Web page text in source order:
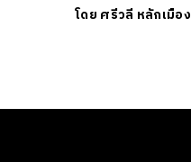
โดย ศรีวลี หลักเมือง